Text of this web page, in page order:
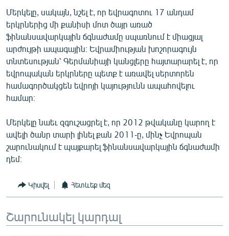
ԲԱՆԱՎԵՃ
ՁԳՏԵԼՈՎ ԼԱՎԱԳՈՒՅՆԻՆ
ՓՈԴՔԱՍԹ
Հայերեն
English
ՀԵՏԵՎԵՔ ՄԵԶ
Մերկելը, սակայն, նշել է, որ եվրագոտու 17 անդամ
երկրներից մի քանիսի մոտ ծայր առած
ֆինանսավարկային ճգնաժամը սպառնում է միացյալ
արժույթի ապագային։ Եվրամիության խոշորագույն
տնտեսության՝ Գերմանիայի կանցլերը հայտարարել է, որ
եվրոպական երկրները պետք է առավել սերտորեն
համագործակցեն եվրոյի կայությունն ապահովելու
համար։
Մերկելը նաեւ զգուշացրել է, որ 2012 թվականը կարող է
ավելի ծանր տարի լինել քան 2011-ը, մինչ Եվրոպան
շարունակում է պայքարել ֆինանսավարկային ճգնաժամի
դեմ։
Կիսվել Հետևեք մեզ
Շարունակել կարդալ